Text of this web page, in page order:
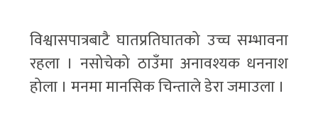
विश्वासपात्रबाटै घातप्रतिघातको उच्च सम्भावना
रहला । नसोचेको ठाउँमा अनावश्यक धननाश
होला । मनमा मानसिक चिन्ताले डेरा जमाउला ।